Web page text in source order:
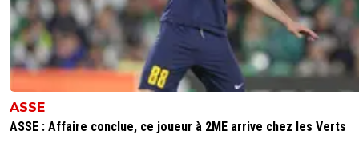
ASSE
ASSE : Affaire conclue, ce joueur à 2ME arrive chez les Verts